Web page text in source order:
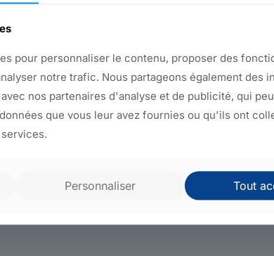
Extrudierte Rohr- und
sind unzählige andere
wagen. Der Sumpf auf
Entwicklungen, die wir
die nächste Komponente
vorstellen, und wir
Werkzeugfabriken in
Zurück zu den
pour personnaliser le contenu, proposer des
notre trafic. Nous partageons également des
nos partenaires d'analyse et de publicité, qui
que vous leur avez fournies ou qu'ils ont
Personnaliser Tout